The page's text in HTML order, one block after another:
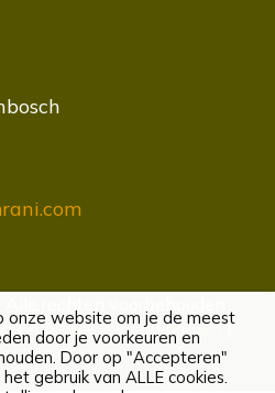
|Algemene voorwaarden|
onze website om je de meest
door je voorkeuren en
Door op "Accepteren"
gebruik van ALLE cookies.